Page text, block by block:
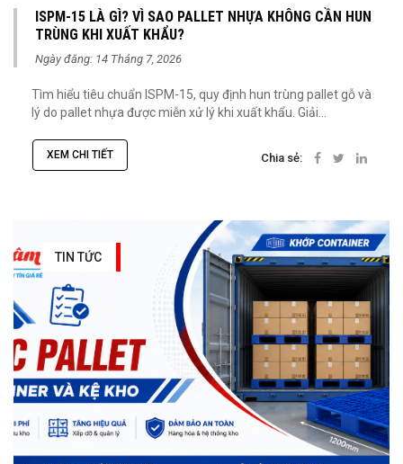
ISPM-15 LÀ GÌ? VÌ SAO PALLET NHỰA KHÔNG CẦN HUN
TRÙNG KHI XUẤT KHẨU?
Ngày đăng: 14 Tháng 7, 2026
Tìm hiểu tiêu chuẩn ISPM-15, quy định hun trùng pallet gỗ và
lý do pallet nhựa được miễn xử lý khi xuất khẩu. Giải...
XEM CHI TIẾT Chia sẻ:
TIN TỨC